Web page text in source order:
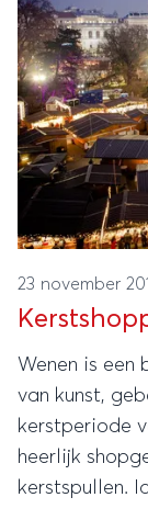
23 november
Wenen is een
van kunst,
kerstperiode
heerlijk
kerstspullen.